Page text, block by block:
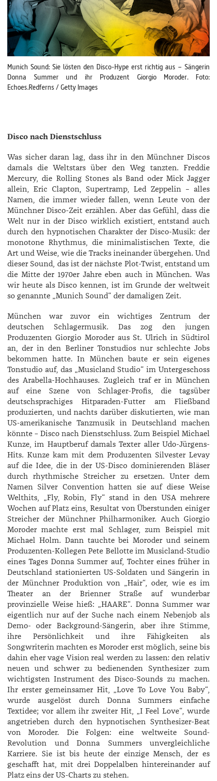
Munich Sound: Sie lösten den Disco-Hype erst richtig aus – Sängerin
Donna Summer und ihr Produzent Giorgio Moroder. Foto:
Echoes.Redferns / Getty Images
Disco nach Dienstschluss
Was sicher daran lag, dass ihr in den Münchner Discos
damals die Weltstars über den Weg tanzten. Freddie
Mercury, die Rolling Stones als Band oder Mick Jagger
allein, Eric Clapton, Supertramp, Led Zeppelin – alles
Namen, die immer wieder fallen, wenn Leute von der
Münchner Disco-Zeit erzählen. Aber das Gefühl, dass die
Welt nur in der Disco wirklich existiert, entstand auch
durch den hypnotischen Charakter der Disco-Musik: der
monotone Rhythmus, die minimalistischen Texte, die
Art und Weise, wie die Tracks ineinander übergehen. Und
dieser Sound, das ist der nächste Plot-Twist, entstand um
die Mitte der 1970er Jahre eben auch in München. Was
wir heute als Disco kennen, ist im Grunde der weltweit
so genannte „Munich Sound“ der damaligen Zeit.
München war zuvor ein wichtiges Zentrum der
deutschen Schlagermusik. Das zog den jungen
Produzenten Giorgio Moroder aus St. Ulrich in Südtirol
an, der in den Berliner Tonstudios nur schlechte Jobs
bekommen hatte. In München baute er sein eigenes
Tonstudio auf, das „Musicland Studio“ im Untergeschoss
des Arabella-Hochhauses. Zugleich traf er in München
auf eine Szene von Schlager-Profis, die tagsüber
deutschsprachiges Hitparaden-Futter am Fließband
produzierten, und nachts darüber diskutierten, wie man
US-amerikanische Tanzmusik in Deutschland machen
könnte – Disco nach Dienstschluss. Zum Beispiel Michael
Kunze, im Hauptberuf damals Texter aller Udo-Jürgens-
Hits. Kunze kam mit dem Produzenten Silvester Levay
auf die Idee, die in der US-Disco dominierenden Bläser
durch rhythmische Streicher zu ersetzen. Unter dem
Namen Silver Convention hatten sie auf diese Weise
Welthits, „Fly, Robin, Fly“ stand in den USA mehrere
Wochen auf Platz eins, Resultat von Überstunden einiger
Streicher der Münchner Philharmoniker. Auch Giorgio
Moroder machte erst mal Schlager, zum Beispiel mit
Michael Holm. Dann tauchte bei Moroder und seinem
Produzenten-Kollegen Pete Bellotte im Musicland-Studio
eines Tages Donna Summer auf, Tochter eines früher in
Deutschland stationierten US-Soldaten und Sängerin in
der Münchner Produktion von „Hair“, oder, wie es im
Theater an der Brienner Straße auf wunderbar
provinzielle Weise hieß: „HAARE“. Donna Summer war
eigentlich nur auf der Suche nach einem Nebenjob als
Demo- oder Background-Sängerin, aber ihre Stimme,
ihre Persönlichkeit und ihre Fähigkeiten als
Songwriterin machten es Moroder erst möglich, seine bis
dahin eher vage Vision real werden zu lassen: den relativ
neuen und schwer zu bedienenden Synthesizer zum
wichtigsten Instrument des Disco-Sounds zu machen.
Ihr erster gemeinsamer Hit, „Love To Love You Baby“,
wurde ausgelöst durch Donna Summers einfache
Textidee; vor allem ihr zweiter Hit, „I Feel Love“, wurde
angetrieben durch den hypnotischen Synthesizer-Beat
von Moroder. Die Folgen: eine weltweite Sound-
Revolution und Donna Summers unvergleichliche
Karriere. Sie ist bis heute der einzige Mensch, der es
geschafft hat, mit drei Doppelalben hintereinander auf
Platz eins der US-Charts zu stehen.